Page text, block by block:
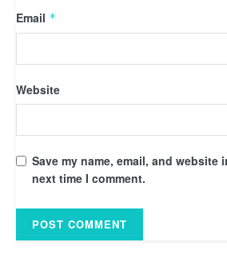
Email *
Website
Save my name, email, and
next time I comment.